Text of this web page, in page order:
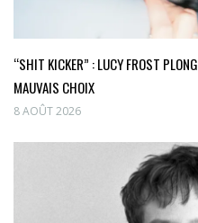
“SHIT KICKER” : LUCY FROST
MAUVAIS CHOIX
8 AOÛT 2026